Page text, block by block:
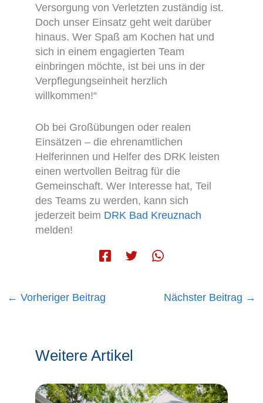
Versorgung von Verletzten zuständig ist.
Doch unser Einsatz geht weit darüber
hinaus. Wer Spaß am Kochen hat und
sich in einem engagierten Team
einbringen möchte, ist bei uns in der
Verpflegungseinheit herzlich
willkommen!“
Ob bei Großübungen oder realen
Einsätzen – die ehrenamtlichen
Helferinnen und Helfer des DRK leisten
einen wertvollen Beitrag für die
Gemeinschaft. Wer Interesse hat, Teil
des Teams zu werden, kann sich
jederzeit beim DRK Bad Kreuznach
melden!
← Vorheriger Beitrag Nächster Beitrag →
Weitere Artikel